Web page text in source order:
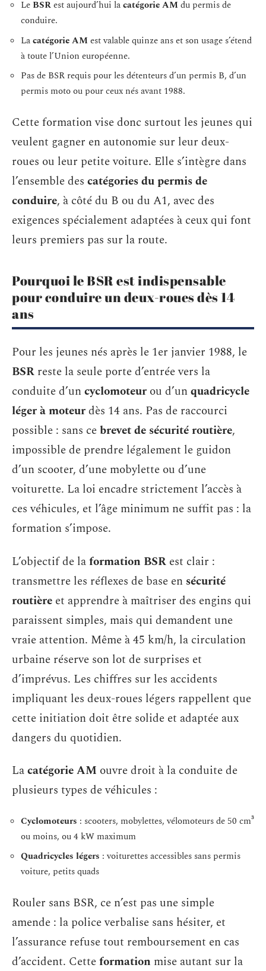
Le BSRest aujourd’hui lacatégorie AM du permis de
conduire.
Lacatégorie AM est valable quinze ans et son usage s’étend
à toute l’Union européenne.
Pas de BSR requis pour les détenteurs d’un permis B, d’un
permis moto ou pour ceux nés avant 1988.
Cette formation vise donc surtout les jeunes qui
veulent gagner en autonomie sur leur deux-
roues ou leur petite voiture. Elle s’intègre dans
l’ensemble des catégories du permis de
conduire, à côté du B ou du A1, avec des
exigences spécialement adaptées à ceux qui font
leurs premiers pas sur la route.
Pourquoi le BSR est indispensable
pour conduire un deux-roues dès 14
ans
Pour les jeunes nés après le 1er janvier 1988, le
BSR reste la seule porte d’entrée vers la
conduite d’uncyclomoteur ou d’unquadricycle
léger à moteurdès 14 ans. Pas de raccourci
possible : sans cebrevet de sécurité routière,
impossible de prendre légalement le guidon
d’un scooter, d’une mobylette ou d’une
voiturette. La loi encadre strictement l’accès à
ces véhicules, et l’âge minimum ne suffit pas : la
formation s’impose.
L’objectif de laformation BSR est clair :
transmettre les réflexes de base en sécurité
routière et apprendre à maîtriser des engins qui
paraissent simples, mais qui demandent une
vraie attention. Même à 45 km/h, la circulation
urbaine réserve son lot de surprises et
d’imprévus. Les chiffres sur les accidents
impliquant les deux-roues légers rappellent que
cette initiation doit être solide et adaptée aux
dangers du quotidien.
Lacatégorie AM ouvre droit à la conduite de
plusieurs types de véhicules :
Cyclomoteurs : scooters, mobylettes, vélomoteurs de 50 cm³
ou moins, ou 4 kW maximum
Quadricycles légers : voiturettes accessibles sans permis
voiture, petits quads
Rouler sans BSR, ce n’est pas une simple
amende : la police verbalise sans hésiter, et
l’assurance refuse tout remboursement en cas
d’accident. Cetteformation mise autant sur la